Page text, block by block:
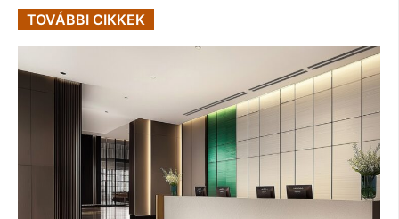
TOVÁBBI CIKKEK